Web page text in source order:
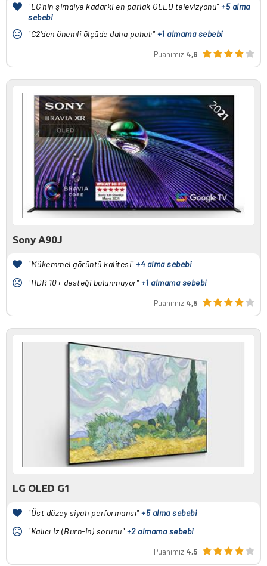
"LG'nin şimdiye kadarki en parlak OLED televizyonu" +5 alma
sebebi
"C2'den önemli ölçüde daha pahalı" +1 almama sebebi
Puanımız 4,6
Sony A90J
"Mükemmel görüntü kalitesi" +4 alma sebebi
"HDR 10+ desteği bulunmuyor" +1 almama sebebi
Puanımız 4,5
LG OLED G1
"Üst düzey siyah performansı" +5 alma sebebi
"Kalıcı iz (Burn-in) sorunu" +2 almama sebebi
Puanımız 4,5